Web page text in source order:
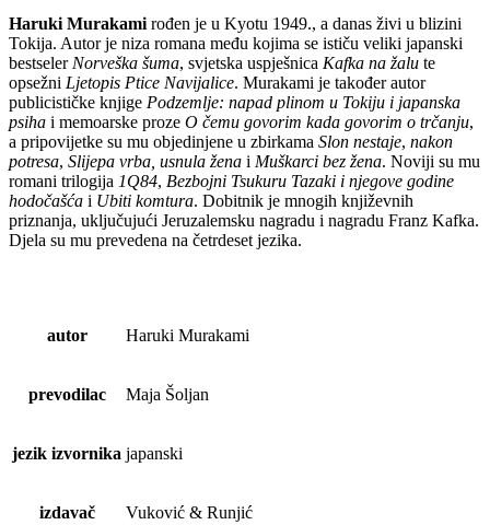
Haruki Murakami rođen je u Kyotu 1949., a danas živi u blizini
Tokija. Autor je niza romana među kojima se ističu veliki japanski
bestseler Norveška šuma, svjetska uspješnica Kafka na žalu te
opsežni Ljetopis Ptice Navijalice. Murakami je također autor
publicističke knjige Podzemlje: napad plinom u Tokiju i japanska
psiha i memoarske proze O čemu govorim kada govorim o trčanju,
a pripovijetke su mu objedinjene u zbirkama Slon nestaje, nakon
potresa, Slijepa vrba, usnula žena i Muškarci bez žena. Noviji su mu
romani trilogija 1Q84, Bezbojni Tsukuru Tazaki i njegove godine
hodočašća i Ubiti komtura. Dobitnik je mnogih književnih
priznanja, uključujući Jeruzalemsku nagradu i nagradu Franz Kafka.
Djela su mu prevedena na četrdeset jezika.
autor Haruki Murakami
prevodilac Maja Šoljan
jezik izvornika japanski
izdavač Vuković & Runjić